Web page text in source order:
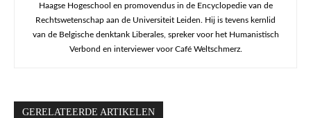
Haagse Hogeschool en promovendus in de Encyclopedie van de
Rechtswetenschap aan de Universiteit Leiden. Hij is tevens kernlid
van de Belgische denktank Liberales, spreker voor het Humanistisch
Verbond en interviewer voor Café Weltschmerz.
GERELATEERDE ARTIKELEN